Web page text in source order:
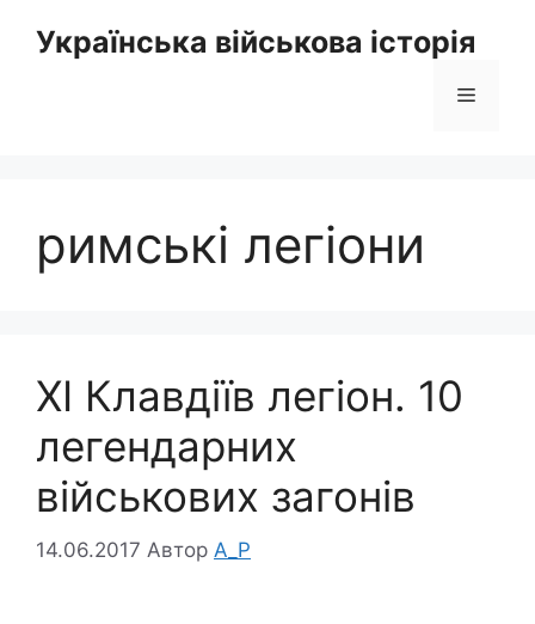
Українська військова історія
Меню
римські легіони
ХІ Клавдіїв легіон. 10
легендарних
військових загонів
14.06.2017 Автор A_P